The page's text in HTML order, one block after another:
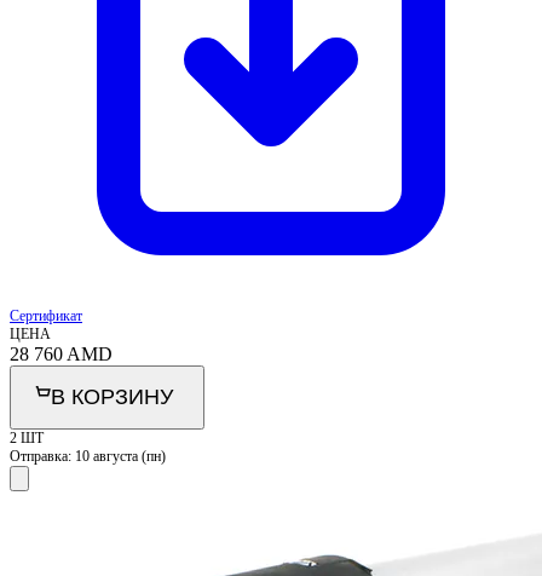
Сертификат
ЦЕНА
28 760 AMD
В КОРЗИНУ
2 ШТ
Отправка: 10 августа (пн)